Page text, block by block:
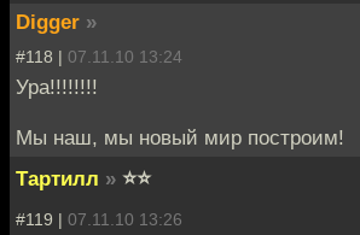
Digger »
#118 | 07.11.10 13:24
Ура!!!!!!!!
Мы наш, мы новый мир построим!
Тартилл » ⭐⭐
#119 | 07.11.10 13:26